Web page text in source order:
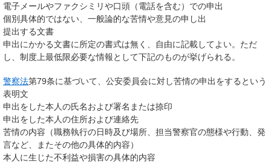
電子メールやファクシミリや口頭（電話を含む）での申出
個別具体的ではない、一般論的な苦情や意見の申し出
提出する文書
申出にかかる文書に所定の書式は無く、自由に記載してよい。ただ
し、制度上最低限必要な情報として下記のものが挙げられる。
警察法第79条に基づいて、公安委員会に対し苦情の申出をするという
表明文
申出をした本人の氏名および署名または捺印
申出をした本人の住所および連絡先
苦情の内容（職務執行の日時及び場所、担当警察官の態様や行動、発
言など、またその他の具体的内容）
本人に生じた不利益や損害の具体的内容